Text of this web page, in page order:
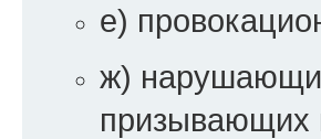
е)
ж)
призывающих